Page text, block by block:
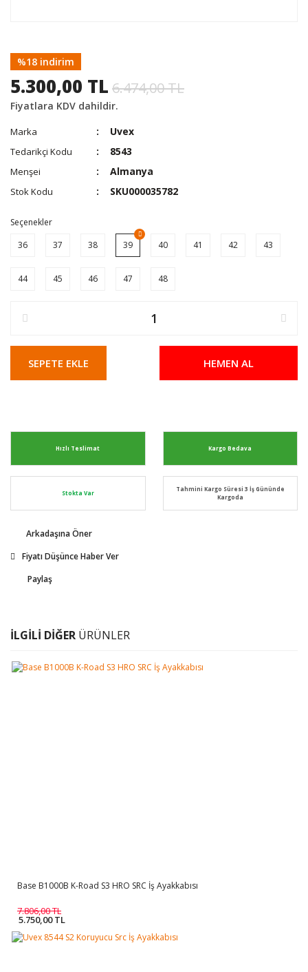
%18 indirim
5.300,00 TL 6.474,00 TL
Fiyatlara KDV dahildir.
Marka Uvex
Tedarikçi Kodu 8543
Menşei Almanya
Stok Kodu SKU000035782
Seçenekler
36
37 38 39 40 41 42 43
44 45 46 47 48
SEPETE EKLE HEMEN AL
Hızlı Teslimat Kargo Bedava
Stokta Var
Tahmini Kargo Süresi 3 İş Gününde
Kargoda
Arkadaşına Öner
Fiyatı Düşünce Haber Ver
Paylaş
İLGİLİ DİĞER ÜRÜNLER
Base B1000B K-Road S3 HRO SRC İş Ayakkabısı
7.806,00 TL
5.750,00 TL